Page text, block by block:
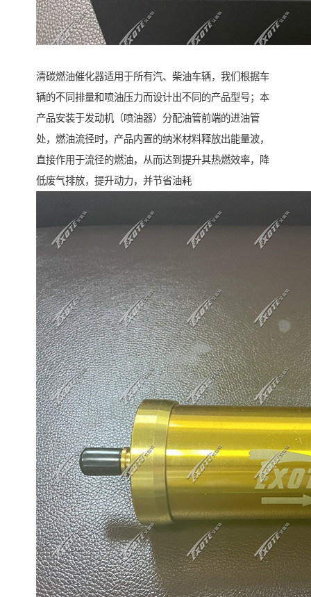
清碳燃油催化器适用于所有汽、柴油车辆，我们根据车
辆的不同排量和喷油压力而设计出不同的产品型号；本
产品安装于发动机（喷油器）分配油管前端的进油管
处，燃油流径时，产品内置的纳米材料释放出能量波，
直接作用于流径的燃油，从而达到提升其热燃效率，降
低废气排放，提升动力，并节省油耗